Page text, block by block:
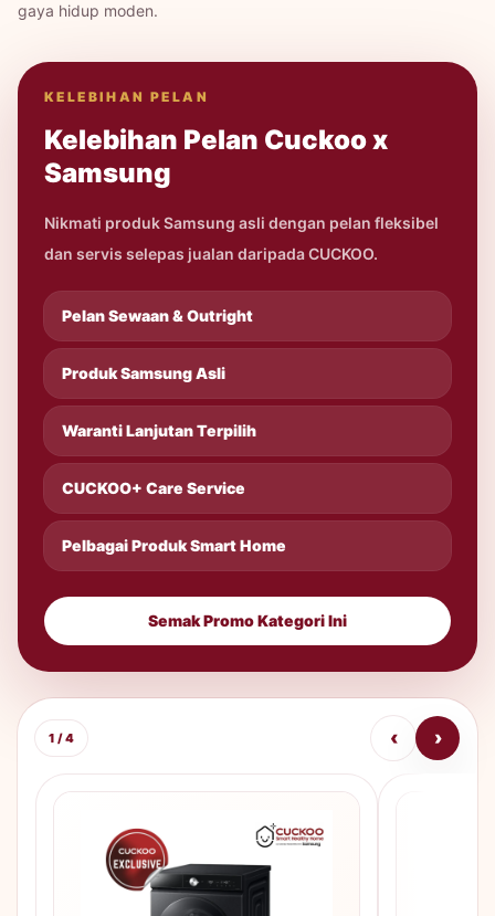
gaya hidup moden.
KELEBIHAN PELAN
Kelebihan Pelan Cuckoo x
Samsung
Nikmati produk Samsung asli dengan pelan fleksibel
dan servis selepas jualan daripada CUCKOO.
Pelan Sewaan & Outright
Produk Samsung Asli
Waranti Lanjutan Terpilih
CUCKOO+ Care Service
Pelbagai Produk Smart Home
Semak Promo Kategori Ini
1 / 4 ‹ ›